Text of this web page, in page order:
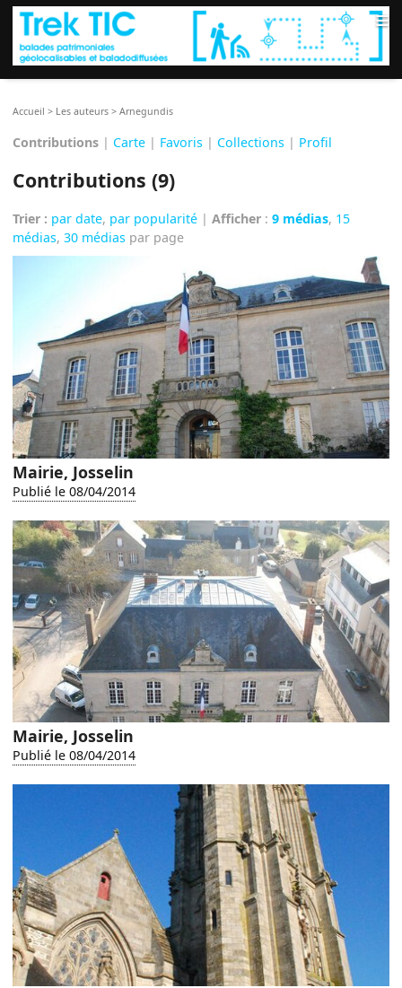
≡
Accueil > Les auteurs >Arnegundis
Contributions | Carte | Favoris | Collections | Profil
Contributions (9)
Trier : par date, par popularité |Afficher :9 médias, 15
médias,30 médias par page
Mairie, Josselin
Publié le 08/04/2014
Mairie, Josselin
Publié le 08/04/2014